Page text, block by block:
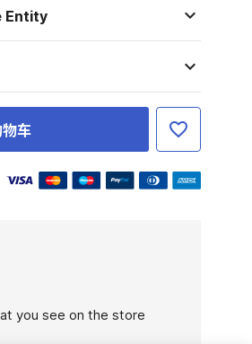
Entity
车
you see on the store